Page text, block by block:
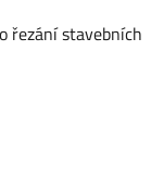
řezání stavebních